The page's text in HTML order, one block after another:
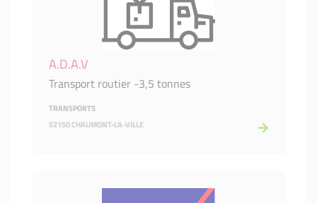
A.D.A.V
Transport routier -3,5 tonnes
TRANSPORTS
52150 CHAUMONT-LA-VILLE